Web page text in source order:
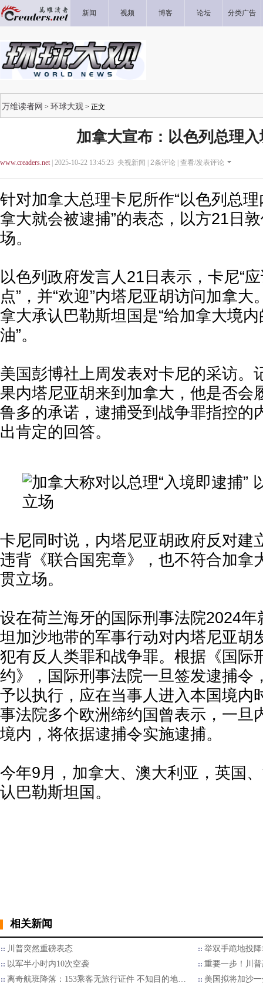
新闻 视频 博客 论坛 分类广告
万维读者网 > 环球大观 > 正文
加拿大宣布：以色列总理
www.creaders.net| 2025-10-22 13:45:23 央视新闻 | 2条评论 | 查看/发表评论
针对加拿大总理卡尼所作“以色列总
拿大就会被逮捕”的表态，以方21日
场。
以色列政府发言人21日表示，卡尼“
点”，并“欢迎”内塔尼亚胡访问加拿
拿大承认巴勒斯坦国是“给加拿大境
油”。
美国彭博社上周发表对卡尼的采访。
果内塔尼亚胡来到加拿大，他是否会
鲁多的承诺，逮捕受到战争罪指控的
出肯定的回答。
卡尼同时说，内塔尼亚胡政府反对建
违背《联合国宪章》，也不符合加拿
贯立场。
设在荷兰海牙的国际刑事法院2024
坦加沙地带的军事行动对内塔尼亚胡
犯有反人类罪和战争罪。根据《国际
约》，国际刑事法院一旦签发逮捕令
予以执行，应在当事人进入本国境内
事法院多个欧洲缔约国曾表示，一旦
境内，将依据逮捕令实施逮捕。
今年9月，加拿大、澳大利亚，英国
认巴勒斯坦国。
相关新闻
川普突然重磅表态
举双手跪地投
以军半小时内10次空袭
重要一步！川
离奇航班降落：153乘客无旅行证件 不知目的地…
美国拟将加沙